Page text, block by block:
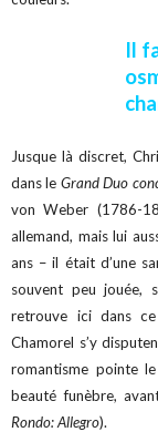
Il
Jusque là discret,
dans le Grand Duo
von Weber (1786-
allemand, mais lui
ans – il était d’une
souvent peu jouée,
retrouve ici dans ce
Chamorel s’y
romantisme pointe
beauté funèbre,
Rondo: Allegro).